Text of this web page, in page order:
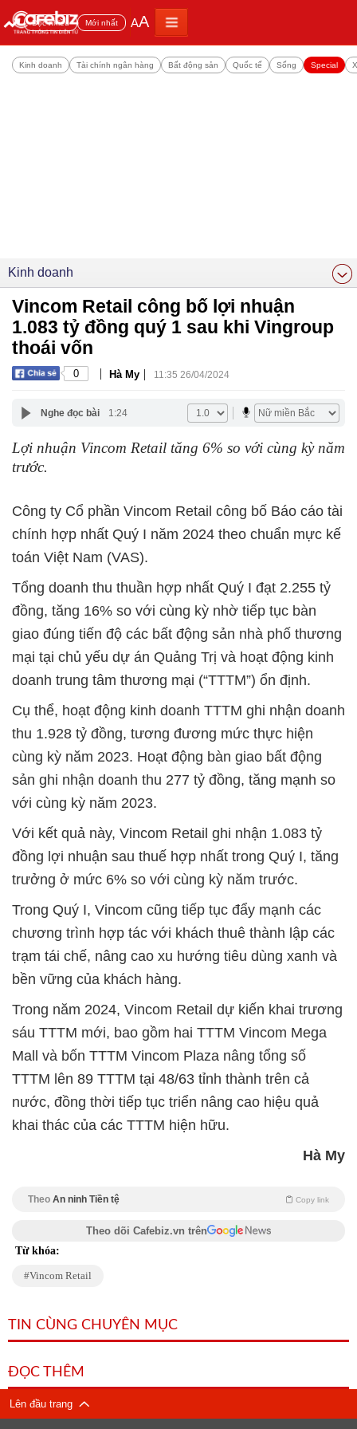
Đọc nhiều Mới nhất AA
Kinh doanh Tài chính ngân hàng Bất động sản Quốc tế Sống Special
Kinh doanh
Vincom Retail công bố lợi nhuận
1.083 tỷ đồng quý 1 sau khi Vingroup
thoái vốn
0 | Hà My | 11:35 26/04/2024
Nghe đọc bài 1:24
Lợi nhuận Vincom Retail tăng 6% so với cùng kỳ năm
trước.
Công ty Cổ phần Vincom Retail công bố Báo cáo tài
chính hợp nhất Quý I năm 2024 theo chuẩn mực kế
toán Việt Nam (VAS).
Tổng doanh thu thuần hợp nhất Quý I đạt 2.255 tỷ
đồng, tăng 16% so với cùng kỳ nhờ tiếp tục bàn
giao đúng tiến độ các bất động sản nhà phố thương
mại tại chủ yếu dự án Quảng Trị và hoạt động kinh
doanh trung tâm thương mại (“TTTM”) ổn định.
Cụ thể, hoạt động kinh doanh TTTM ghi nhận doanh
thu 1.928 tỷ đồng, tương đương mức thực hiện
cùng kỳ năm 2023. Hoạt động bàn giao bất động
sản ghi nhận doanh thu 277 tỷ đồng, tăng mạnh so
với cùng kỳ năm 2023.
Với kết quả này, Vincom Retail ghi nhận 1.083 tỷ
đồng lợi nhuận sau thuế hợp nhất trong Quý I, tăng
trưởng ở mức 6% so với cùng kỳ năm trước.
Trong Quý I, Vincom cũng tiếp tục đẩy mạnh các
chương trình hợp tác với khách thuê thành lập các
trạm tái chế, nâng cao xu hướng tiêu dùng xanh và
bền vững của khách hàng.
Trong năm 2024, Vincom Retail dự kiến khai trương
sáu TTTM mới, bao gồm hai TTTM Vincom Mega
Mall và bốn TTTM Vincom Plaza nâng tổng số
TTTM lên 89 TTTM tại 48/63 tỉnh thành trên cả
nước, đồng thời tiếp tục triển nâng cao hiệu quả
khai thác của các TTTM hiện hữu.
Hà My
Theo An ninh Tiền tệ Copy link
Theo dõi Cafebiz.vn trên
Từ khóa:
Vincom Retail
TIN CÙNG CHUYÊN MỤC
ĐỌC THÊM
Lên đầu trang